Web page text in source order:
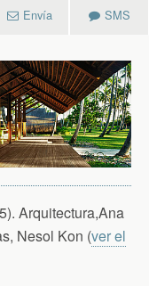
Envía SMS
Arquitectura,Ana
Nesol Kon (ver el